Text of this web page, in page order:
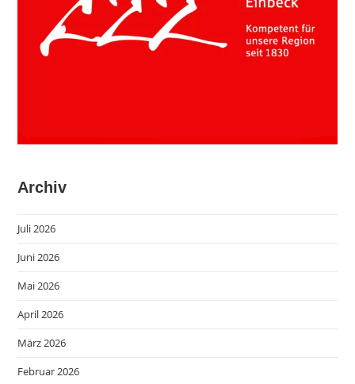
Archiv
Juli 2026
Juni 2026
Mai 2026
April 2026
März 2026
Februar 2026